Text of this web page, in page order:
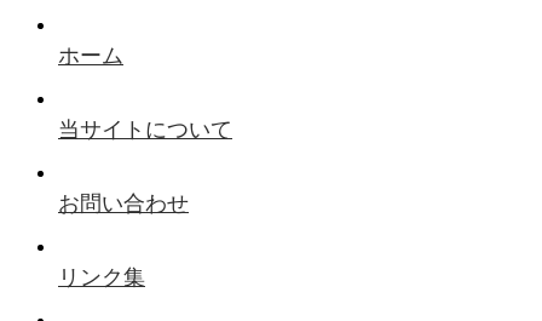
ホーム
当サイトについて
お問い合わせ
リンク集